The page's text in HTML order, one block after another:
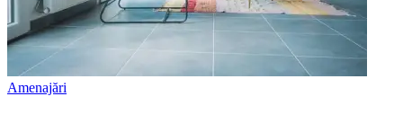
Amenajări